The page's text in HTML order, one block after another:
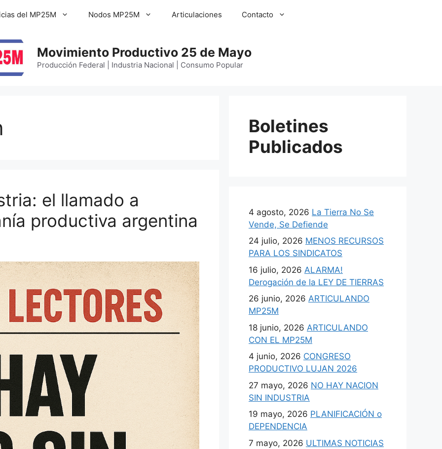
del MP25M Nodos MP25M Articulaciones Contacto
Movimiento Productivo 25 de Mayo
Producción Federal | Industria Nacional | Consumo Popular
el llamado a
productiva argentina
Boletines
Publicados
4 agosto, 2026 La Tierra No Se
Vende, Se Defiende
24 julio, 2026 MENOS RECURSOS
PARA LOS SINDICATOS
16 julio, 2026 ALARMA!
Derogación de la LEY DE TIERRAS
26 junio, 2026 ARTICULANDO
MP25M
18 junio, 2026 ARTICULANDO
CON EL MP25M
4 junio, 2026 CONGRESO
PRODUCTIVO LUJAN 2026
27 mayo, 2026 NO HAY NACION
SIN INDUSTRIA
19 mayo, 2026 PLANIFICACIÓN o
DEPENDENCIA
7 mayo, 2026 ULTIMAS NOTICIAS